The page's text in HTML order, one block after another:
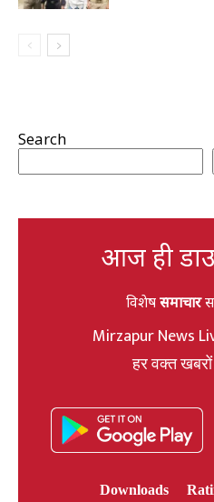
Search
आज ही
विशेषसमाचार
Mirzapur News
हर वक्त
Downloads